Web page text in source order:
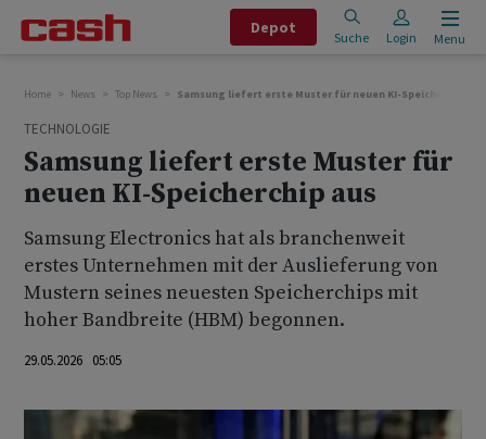
Depot
Suche Login Menu
Home News Top News Samsung liefert erste Muster für neuen KI-Speicherchip
TECHNOLOGIE
Samsung liefert erste Muster für
neuen KI-Speicherchip aus
Samsung Electronics hat als ‌branchenweit
erstes ⁠Unternehmen mit der Auslieferung von
⁠Mustern seines neuesten Speicherchips mit
hoher Bandbreite (HBM) ‌begonnen.
29.05.2026 05:05